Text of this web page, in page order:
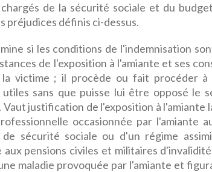
de la sécurité sociale et du
préjudices définis ci-dessus.
si les conditions de l'indemnisation
de l'exposition à l'amiante et ses
victime ; il procède ou fait procéder
sans que puisse lui être opposé le
justification de l'exposition à l'amiante
occasionnée par l'amiante
de sécurité sociale ou d'un régime
aux pensions civiles et militaires
maladie provoquée par l'amiante et